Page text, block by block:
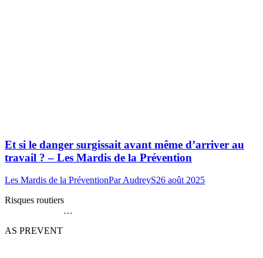
Et si le danger surgissait avant même d’arriver au
travail ? – Les Mardis de la Prévention
Les Mardis de la PréventionParAudreyS26 août 2025
Risques routiers
…
AS PREVENT